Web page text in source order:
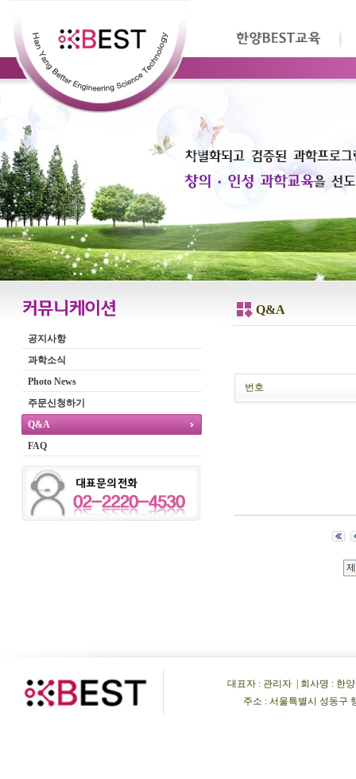
공지사항
과학소식
Photo News
주문신청하기
Q&A
FAQ
Q&A
번호
대표자 : 관리자 | 회사명 : 한양
주소 : 서울특별시 성동구